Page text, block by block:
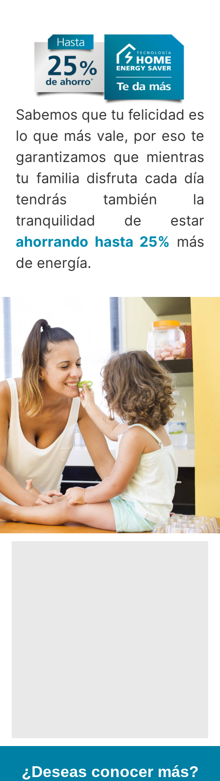
Sabemos que tu felicidad es
lo que más vale, por eso te
garantizamos que mientras
tu familia disfruta cada día
tendrás también la
tranquilidad de estar
ahorrando hasta 25% más
de energía.
¿Deseas conocer más?